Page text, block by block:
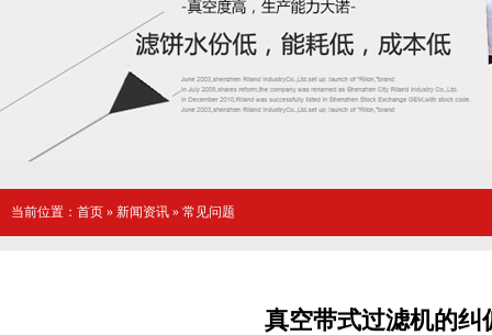
当前位置： 首页 » 新闻资讯 » 常见问题
真空带式过滤机的